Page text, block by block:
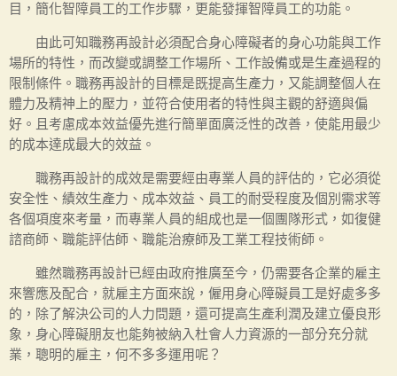
目，簡化智障員工的工作步驟，更能發揮智障員工的功能。
由此可知職務再設計必須配合身心障礙者的身心功能與工作
場所的特性，而改變或調整工作場所、工作設備或是生產過程的
限制條件。職務再設計的目標是既提高生產力，又能調整個人在
體力及精神上的壓力，並符合使用者的特性與主觀的舒適與偏
好。且考慮成本效益優先進行簡單面廣泛性的改善，使能用最少
的成本達成最大的效益。
職務再設計的成效是需要經由專業人員的評估的，它必須從
安全性、績效生產力、成本效益、員工的耐受程度及個別需求等
各個項度來考量，而專業人員的組成也是一個團隊形式，如復健
諮商師、職能評估師、職能治療師及工業工程技術師。
雖然職務再設計已經由政府推廣至今，仍需要各企業的雇主
來響應及配合，就雇主方面來說，僱用身心障礙員工是好處多多
的，除了解決公司的人力問題，還可提高生產利潤及建立優良形
象，身心障礙朋友也能夠被納入杜會人力資源的一部分充分就
業，聰明的雇主，何不多多運用呢？